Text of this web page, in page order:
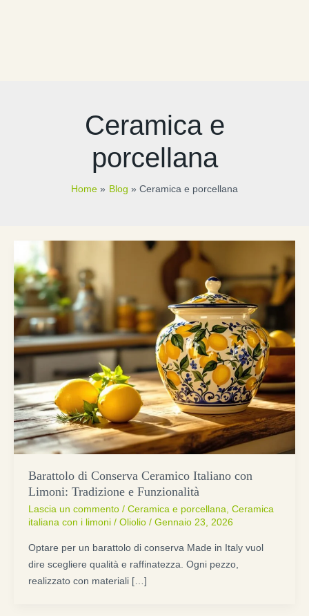
Ceramica e
porcellana
Home Blog Ceramica e porcellana
Barattolo di Conserva Ceramico Italiano con
Limoni: Tradizione e Funzionalità
Lascia un commento / Ceramica e porcellana Ceramica
italiana con i limoni/ Oliolio / Gennaio 23, 2026
Optare per un barattolo di conserva Made in Italy vuol
dire scegliere qualità e raffinatezza. Ogni pezzo,
realizzato con materiali […]